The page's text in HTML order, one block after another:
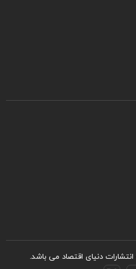
انتشارات دنیای اقتصاد می باشد.